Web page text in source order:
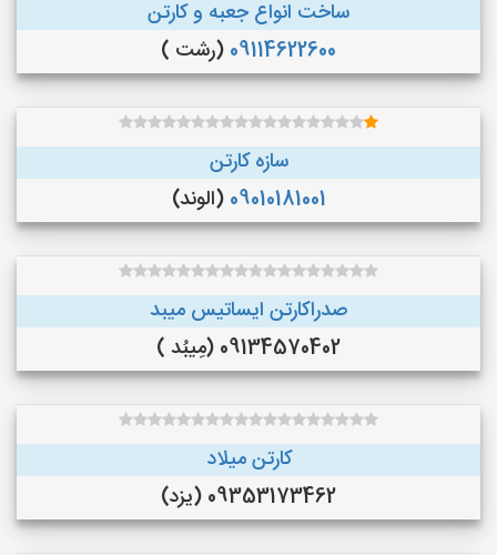
ساخت انواع جعبه و کارتن
09114622600 (رشت )
سازه کارتن
09010181001 (الوند)
صدراکارتن ایساتیس میبد
09134570402 (مِیبُد )
کارتن میلاد
09353173462 (یزد)